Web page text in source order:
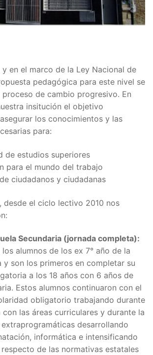
en el marco de la Ley Nacional de
pedagógica para este nivel se
proceso de cambio progresivo. En
insitución el objetivo
los conocimientos y las
para:
de estudios superiores
para el mundo del trabajo
ciudadanos y ciudadanas
desde el ciclo lectivo 2010 nos
Secundaria (jornada completa):
alumnos de los ex 7° año de la
y son los primeros en completar su
a los 18 años con 6 años de
Estos alumnos continuaron con el
obligatorio trabajando durante
con las áreas curriculares y durante la
desarrollando
informática e intensificando
de las normativas estatales